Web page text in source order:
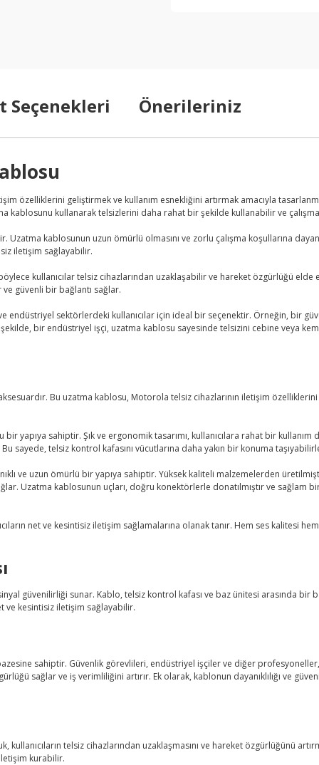
Seçenekleri Önerileriniz
özelliklerini geliştirmek ve kullanım esnekliğini artırmak amacıyla
kablosunu kullanarak telsizlerini daha rahat bir şekilde kullanabilir ve
Uzatma kablosunun uzun ömürlü olmasını ve zorlu çalışma koşullarına
iletişim sağlayabilir.
kullanıcılar telsiz cihazlarından uzaklaşabilir ve hareket özgürlüğü elde
ve güvenli bir bağlantı sağlar.
sektörlerdeki kullanıcılar için ideal bir seçenektir. Örneğin, bir
bir endüstriyel işçi, uzatma kablosu sayesinde telsizini cebine veya
Bu uzatma kablosu, Motorola telsiz cihazlarının iletişim
bir yapıya sahiptir. Şık ve ergonomik tasarımı, kullanıcılara rahat bir
sayede, telsiz kontrol kafasını vücutlarına daha yakın bir konuma
ve uzun ömürlü bir yapıya sahiptir. Yüksek kaliteli malzemelerden
Uzatma kablosunun uçları, doğru konektörlerle donatılmıştır ve sağlam
net ve kesintisiz iletişim sağlamalarına olanak tanır. Hem ses kalitesi
güvenilirliği sunar. Kablo, telsiz kontrol kafası ve baz ünitesi arasında bir
ve kesintisiz iletişim sağlayabilir.
sahiptir. Güvenlik görevlileri, endüstriyel işçiler ve diğer
sağlar ve iş verimliliğini artırır. Ek olarak, kablonun dayanıklılığı ve
telsiz cihazlarından uzaklaşmasını ve hareket özgürlüğünü
kurabilir.